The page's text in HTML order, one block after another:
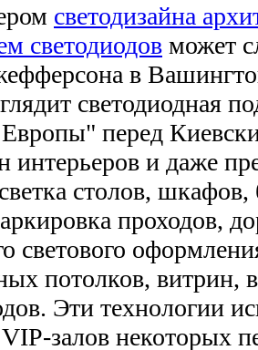
светодизайна
светодиодов может
в
светодиодная
перед
интерьеров и даже
столов,
проходов,
светового
потолков, витрин,
Эти технологии
залов некоторых